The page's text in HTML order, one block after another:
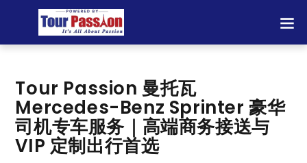
Tour Passion 曼托瓦
Mercedes-Benz Sprinter 豪华
司机专车服务｜高端商务接送与
VIP 定制出行首选